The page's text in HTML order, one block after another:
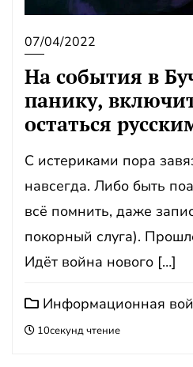
07/04/2022
На события в
панику,
остаться
С истериками пора
навсегда. Либо быть
всё помнить, даже
покорный слуга).
Идёт война нового […]
Информационная
10секунд чтение